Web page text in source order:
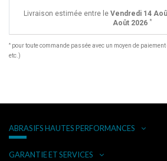
Livraison estimée entre le Vendredi 14
Août 2026 *
* pour toute commande passée avec un moyen de
etc.)
ABRASIFS HAUTES PERFORMANCES
GARANTIE ET SERVICES